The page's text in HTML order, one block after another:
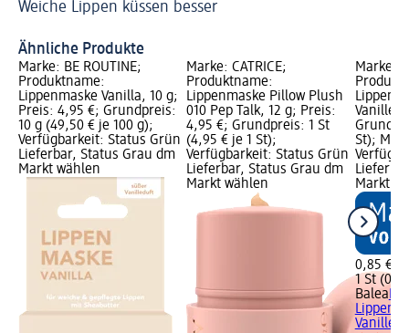
Weiche Lippen küssen besser
Ähnliche Produkte
Marke: BE ROUTINE;
Produktname:
Lippenmaske Vanilla, 10 g;
Preis: 4,95 €; Grundpreis:
10 g (49,50 € je 100 g);
Verfügbarkeit: Status Grün
Lieferbar, Status Grau dm
Markt wählen
Marke: CATRICE;
Produktname:
Lippenmaske Pillow Plush
010 Pep Talk, 12 g; Preis:
4,95 €; Grundpreis: 1 St
(4,95 € je 1 St);
Verfügbarkeit: Status Grün
Lieferbar, Status Grau dm
Markt wählen
Marke:
Vanille,
St);
Markt
0,85 €
1 St
Balea
Vanille,